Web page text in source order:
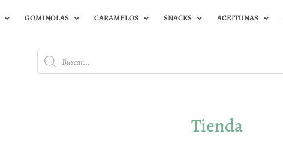
GOMINOLAS CARAMELOS SNACKS ACEITUNAS
Búsqueda
de
productos
Tienda